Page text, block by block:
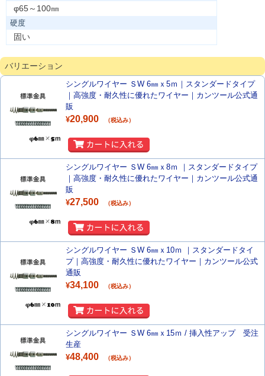
φ65～100㎜
硬度
固い
バリエーション
シングルワイヤー ＳW 6㎜ｘ5ｍ｜スタンダードタイプ
｜高強度・耐久性に優れたワイヤー｜カンツール公式通
販
¥20,900 （税込み）
シングルワイヤー ＳW 6㎜ｘ8ｍ ｜スタンダードタイプ
｜高強度・耐久性に優れたワイヤー｜カンツール公式通
販
¥27,500 （税込み）
シングルワイヤー ＳW 6㎜ｘ10ｍ ｜スタンダードタイ
プ｜高強度・耐久性に優れたワイヤー｜カンツール公式
通販
¥34,100 （税込み）
シングルワイヤー ＳW 6㎜ｘ15ｍ / 挿入性アップ 受注
生産
¥48,400 （税込み）